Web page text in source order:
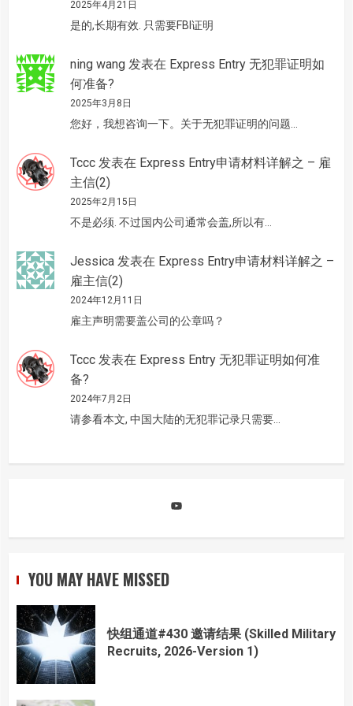
2025年4月21日
是的,长期有效. 只需要FBI证明
ning wang 发表在 Express Entry 无犯罪证明如
何准备?
2025年3月8日
您好，我想咨询一下。关于无犯罪证明的问题…
Tccc 发表在 Express Entry申请材料详解之 – 雇
主信(2)
2025年2月15日
不是必须. 不过国内公司通常会盖,所以有…
Jessica 发表在 Express Entry申请材料详解之 –
雇主信(2)
2024年12月11日
雇主声明需要盖公司的公章吗？
Tccc 发表在 Express Entry 无犯罪证明如何准
备?
2024年7月2日
请参看本文, 中国大陆的无犯罪记录只需要…
YOU MAY HAVE MISSED
快组通道#430 邀请结果 (Skilled Military
Recruits, 2026-Version 1)